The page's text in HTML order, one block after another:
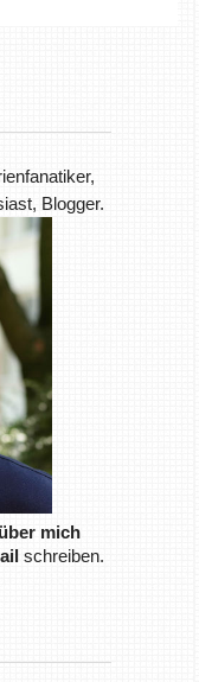
Blogger.
über mich
schreiben.